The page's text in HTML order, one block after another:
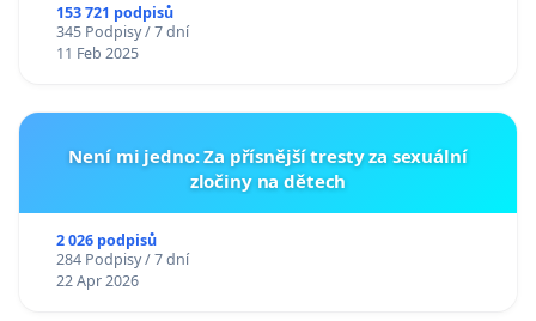
153 721 podpisů
345 Podpisy / 7 dní
11 Feb 2025
Není mi jedno: Za přísnější tresty za sexuální
zločiny na dětech
2 026 podpisů
284 Podpisy / 7 dní
22 Apr 2026